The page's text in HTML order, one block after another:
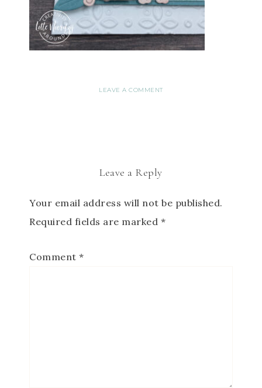
LEAVE A COMMENT
Leave a Reply
Your email address will not be published.
Required fields are marked *
Comment *